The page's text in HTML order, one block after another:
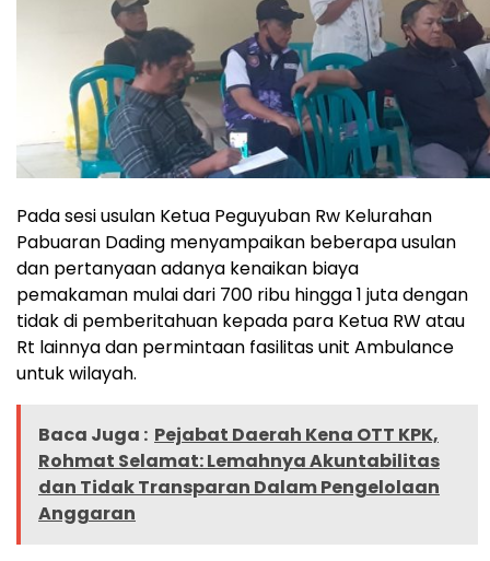
Pada sesi usulan Ketua Peguyuban Rw Kelurahan
Pabuaran Dading menyampaikan beberapa usulan
dan pertanyaan adanya kenaikan biaya
pemakaman mulai dari 700 ribu hingga 1 juta dengan
tidak di pemberitahuan kepada para Ketua RW atau
Rt lainnya dan permintaan fasilitas unit Ambulance
untuk wilayah.
Baca Juga : Pejabat Daerah Kena OTT KPK,
Rohmat Selamat: Lemahnya Akuntabilitas
dan Tidak Transparan Dalam Pengelolaan
Anggaran